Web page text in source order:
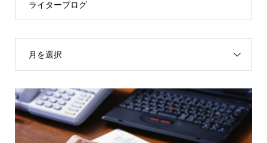
ライターブログ
月を選択